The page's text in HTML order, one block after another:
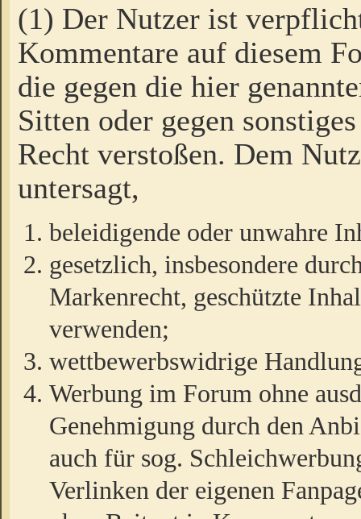
(1) Der Nutzer ist
Kommentare auf diesem
die gegen die hier
Sitten oder gegen
Recht verstoßen. Dem
untersagt,
beleidigende oder unwahre
gesetzlich, insbesondere
Markenrecht, geschützte
verwenden;
wettbewerbswidrige
Werbung im Forum ohne
Genehmigung durch den
auch für sog.
Verlinken der eigenen